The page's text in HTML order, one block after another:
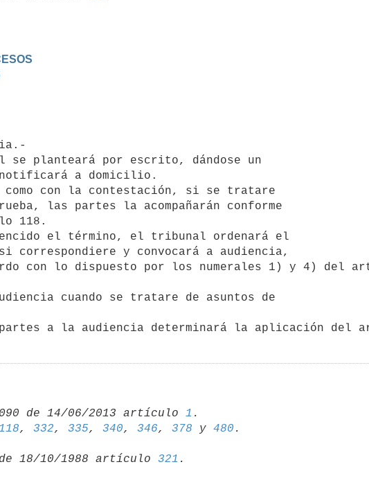
a domicilio.
las partes la acompañarán conforme
118.
correspondiere y convocará a audiencia,
con lo dispuesto por los numerales 1) y 4) del
partes a la audiencia determinará la aplicación del
de 14/06/2013 artículo 1
, 332, 335, 340, 346, 378 y 480
18/10/1988 artículo 321